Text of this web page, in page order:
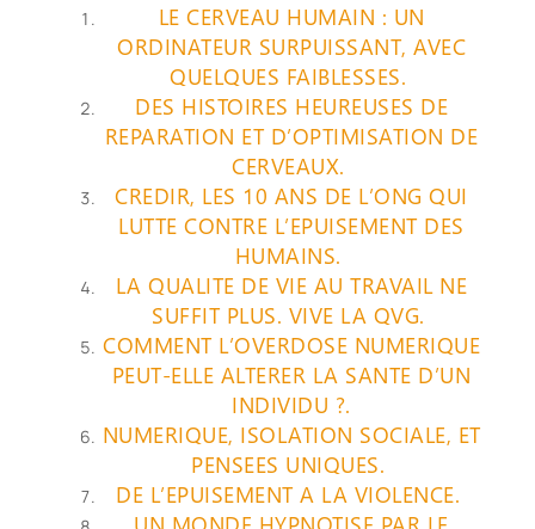
LE CERVEAU HUMAIN : UN
ORDINATEUR SURPUISSANT, AVEC
QUELQUES FAIBLESSES.
DES HISTOIRES HEUREUSES DE
REPARATION ET D’OPTIMISATION DE
CERVEAUX.
CREDIR, LES 10 ANS DE L’ONG QUI
LUTTE CONTRE L’EPUISEMENT DES
HUMAINS.
LA QUALITE DE VIE AU TRAVAIL NE
SUFFIT PLUS. VIVE LA QVG.
COMMENT L’OVERDOSE NUMERIQUE
PEUT-ELLE ALTERER LA SANTE D’UN
INDIVIDU ?.
NUMERIQUE, ISOLATION SOCIALE, ET
PENSEES UNIQUES.
DE L’EPUISEMENT A LA VIOLENCE.